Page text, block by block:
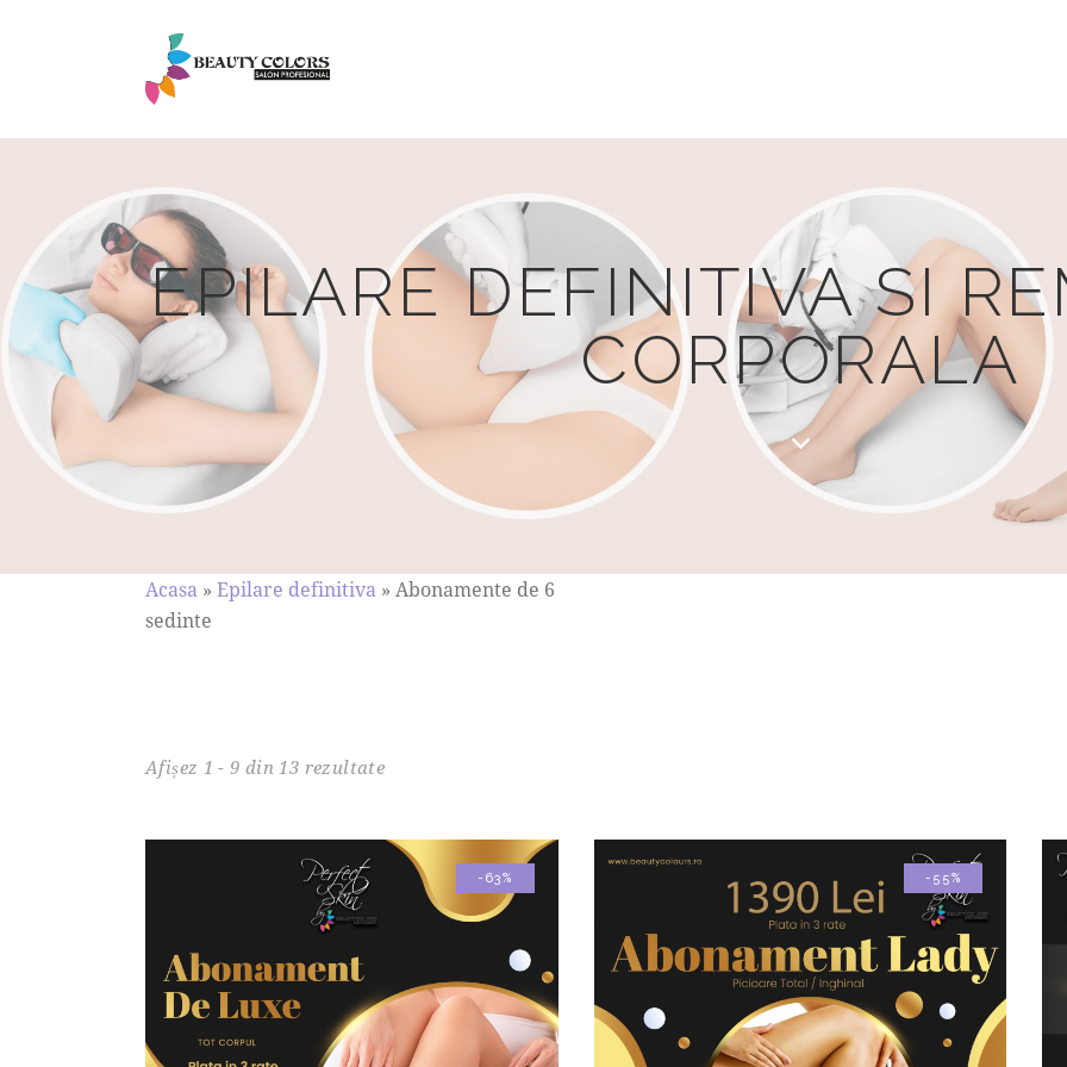
EPILARE DEFINITIVA SI
CORPORALA
Acasa » Epilare definitiva » Abonamente de 6
sedinte
Afișez 1 - 9 din 13 rezultate
-63% -55%